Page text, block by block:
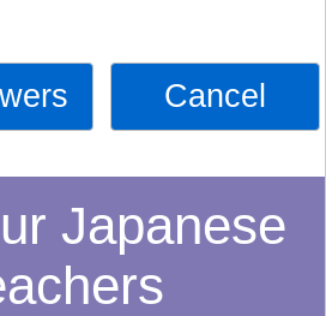
Cancel
Japanese